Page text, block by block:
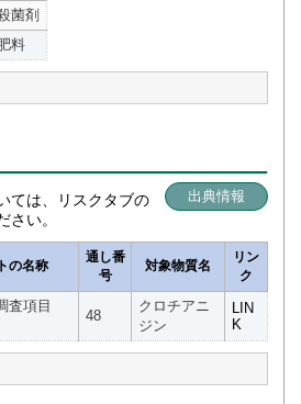
菌剤
料
出典情報
ては、リスクタブの
さい。
の名称
通し番
号
対象物質名
リン
ク
査項目
48
クロチアニ
ジン
LIN
K